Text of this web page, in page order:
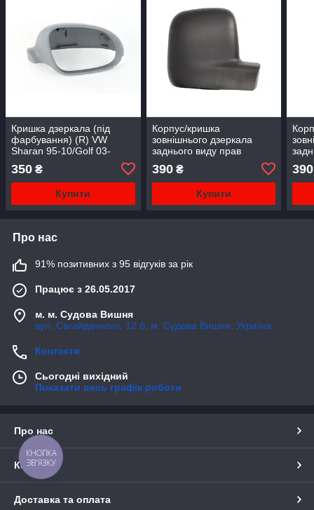
Кришка дзеркала (під
фарбування) (R) VW
Sharan 95-10/Golf 03-
350 ₴
Купити
Корпус/кришка
зовнішнього дзеркала
заднього виду прав
TRANSPORTER T5,Caddy
390₴
Купити
390
Про нас
91% позитивних з 95 відгуків за рік
Працює з 26.05.2017
м. м. Судова Вишня
вул. Сагайдачного, 12 б, м. Судова Вишня, Україна
Контакти
Сьогодні вихідний
Показати весь графік роботи
Про нас
Контакти
Доставка та оплата
КНОПКА
ЗВ'ЯЗКУ